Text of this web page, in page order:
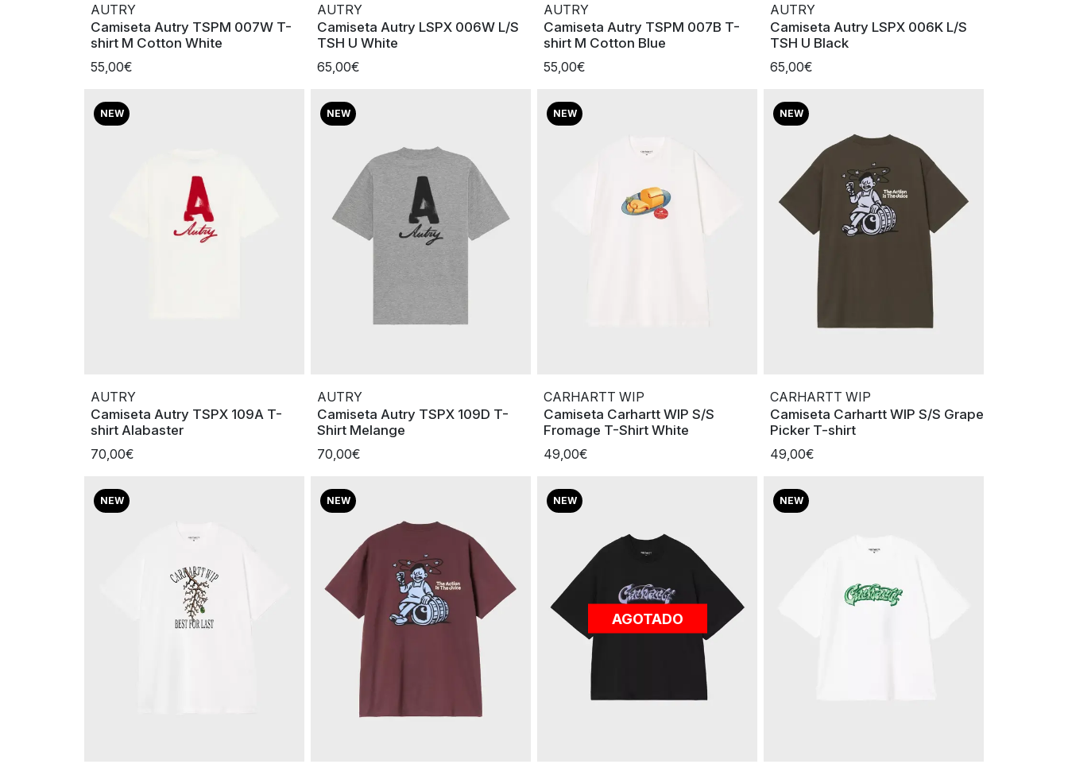
AUTRY
Camiseta Autry TSPM 007W T-
shirt M Cotton White
55,00€
AUTRY
Camiseta Autry LSPX 006W L/S
TSH U White
65,00€
AUTRY
Camiseta Autry TSPM 007B T-
shirt M Cotton Blue
55,00€
AUTRY
Camiseta Autry LSPX 006K L/S
TSH U Black
65,00€
NEW
AUTRY
Camiseta Autry TSPX 109A T-
shirt Alabaster
70,00€
NEW
AUTRY
Camiseta Autry TSPX 109D T-
Shirt Melange
70,00€
NEW
CARHARTT WIP
Camiseta Carhartt WIP S/S
Fromage T-Shirt White
49,00€
NEW
CARHARTT WIP
Camiseta Carhartt WIP S/S Grape
Picker T-shirt
49,00€
NEW NEW NEW
AGOTADO
NEW